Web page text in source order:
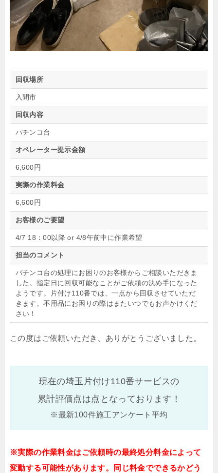
回収場所
入間市
回収内容
パチンコ台
オペレーター提示金額
6,600円
実際の作業料金
6,600円
お客様のご要望
4/7 18：00以降 or 4/8午前中に作業希望
担当のコメント
パチンコ台の処理にお困りのお客様からご相談いただきま
した。指定日に回収可能なことがご依頼の決め手になった
ようです。片付け110番では、一点から回収させていただ
きます。不用品にお困りの際はまたいつでもお声かけくだ
さい！
この度はご依頼いただき、ありがとうございました。
現在の埼玉片付け110番サービスの
累計評価点は点となっております！
※最新100件施工アンケート平均
※実際の作業料金はご依頼時の最終処分料金によって
変動する可能性があります。同じ料金でできるかどう